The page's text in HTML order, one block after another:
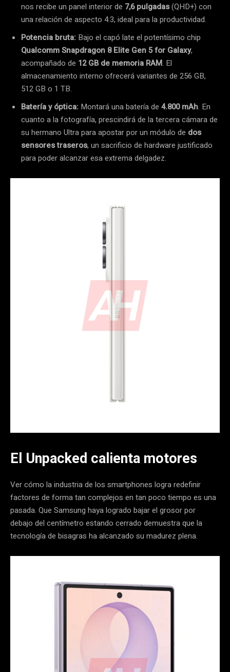
nos recibe un panel interior de 7,6 pulgadas(QHD+) con
una relación de aspecto 4:3, ideal para la productividad.
Potencia bruta: Bajo el capó late el potentísimo chip
Qualcomm Snapdragon 8 Elite Gen 5 for Galaxy,
acompañado de 12 GB de memoria RAM. El
almacenamiento interno ofrecerá variantes de 256 GB,
512 GB o 1 TB.
Batería y óptica: Montará una batería de 4.800 mAh. En
cuanto a la fotografía, prescindirá de la tercera cámara de
su hermano Ultra para apostar por un módulo de dos
sensores traseros, un sacrificio de hardware justificado
para poder alcanzar esa extrema delgadez.
El Unpacked calienta motores
Ver cómo la industria de los smartphones logra redefinir
factores de forma tan complejos en tan poco tiempo es una
pasada. Que Samsung haya logrado bajar el grosor por
debajo del centímetro estando cerrado demuestra que la
tecnología de bisagras ha alcanzado su madurez plena.